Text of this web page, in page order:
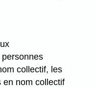
collectif, les
en nom collectif